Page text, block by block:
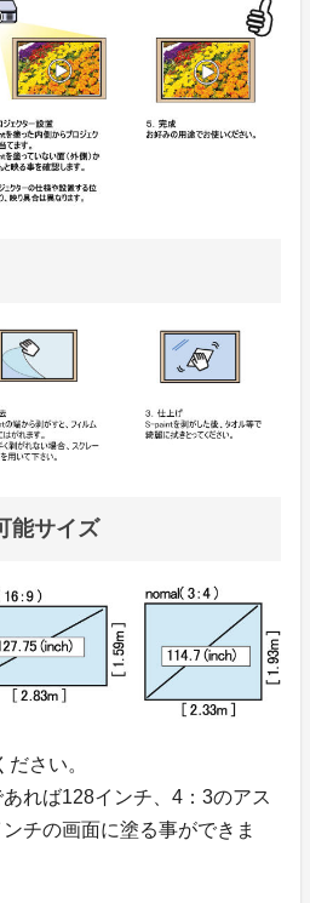
能サイズ
さい。
れば128インチ、4：3のアス
チの画面に塗る事ができま